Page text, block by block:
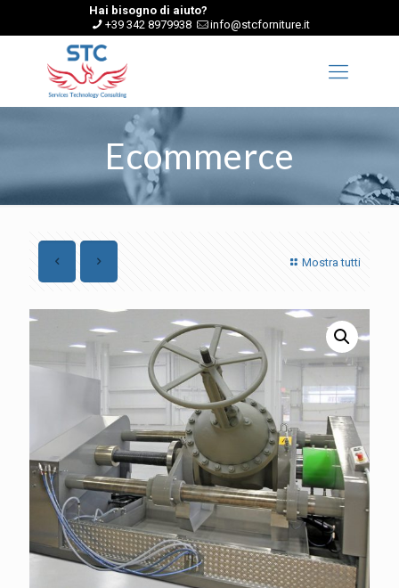
Hai bisogno di aiuto?
+39 342 8979938
info@stcforniture.it
Ecommerce
Mostra tutti